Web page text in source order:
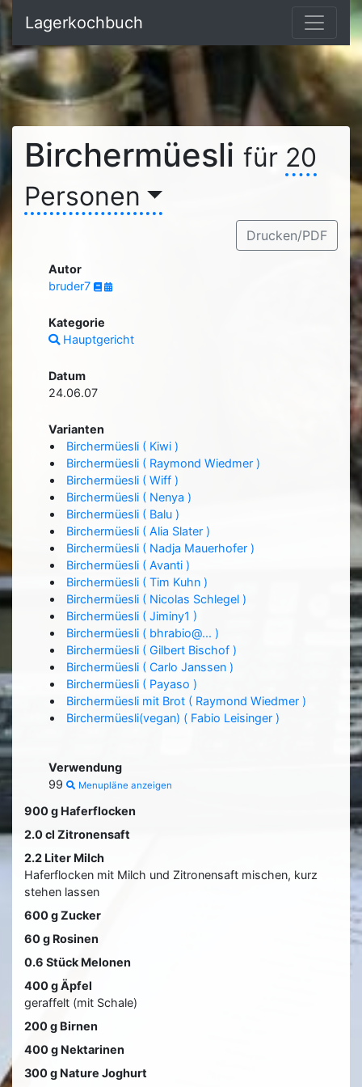
Lagerkochbuch
Birchermüesli für 20
Personen
Drucken/PDF
Autor
bruder7
Kategorie
Hauptgericht
Datum
24.06.07
Varianten
Birchermüesli ( Kiwi )
Birchermüesli ( Raymond Wiedmer )
Birchermüesli ( Wiff )
Birchermüesli ( Nenya )
Birchermüesli ( Balu )
Birchermüesli ( Alia Slater )
Birchermüesli ( Nadja Mauerhofer )
Birchermüesli ( Avanti )
Birchermüesli ( Tim Kuhn )
Birchermüesli ( Nicolas Schlegel )
Birchermüesli ( Jiminy1 )
Birchermüesli ( bhrabio@... )
Birchermüesli ( Gilbert Bischof )
Birchermüesli ( Carlo Janssen )
Birchermüesli ( Payaso )
Birchermüesli mit Brot ( Raymond Wiedmer )
Birchermüesli(vegan) ( Fabio Leisinger )
Verwendung
99
Menupläne anzeigen
900 g Haferflocken
2.0 cl Zitronensaft
2.2 Liter Milch
Haferflocken mit Milch und Zitronensaft mischen, kurz
stehen lassen
600 g Zucker
60 g Rosinen
0.6 Stück Melonen
400 g Äpfel
geraffelt (mit Schale)
200 g Birnen
400 g Nektarinen
300 g Nature Joghurt